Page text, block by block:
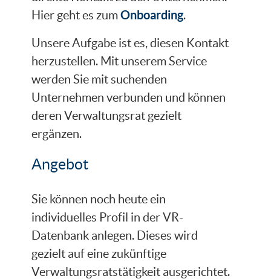
Hier geht es zumOnboarding.
Unsere Aufgabe ist es, diesen Kontakt
herzustellen. Mit unserem Service
werden Sie mit suchenden
Unternehmen verbunden und können
deren Verwaltungsrat gezielt
ergänzen.
Angebot
Sie können noch heute ein
individuelles Profil in der VR-
Datenbank anlegen. Dieses wird
gezielt auf eine zukünftige
Verwaltungsratstätigkeit ausgerichtet.